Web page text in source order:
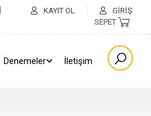
KAYIT OL
GIRIŞ
SEPET
Denemeler İletişim